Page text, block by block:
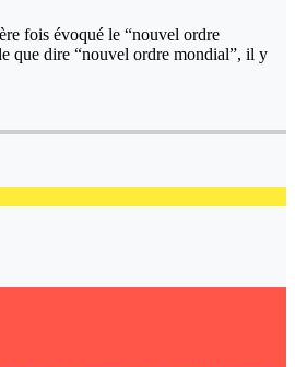
fois évoqué le “nouvel ordre
que dire “nouvel ordre mondial”, il y